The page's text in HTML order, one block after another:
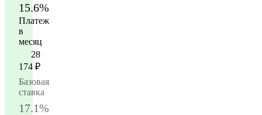
15.6%
Платеж
в
месяц
28
174 ₽
Базовая
ставка
17.1%